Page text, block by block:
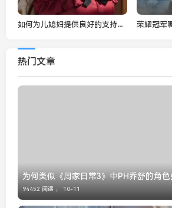
如何为儿媳妇提供良好的支持，顺利迎接宝宝的到来？ 荣耀冠军
热门文章
为何类似《周家日常3》中PH乔舒的角色
94452 阅读 ， 10-11